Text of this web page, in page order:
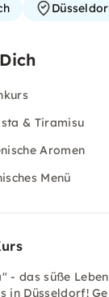
& Tiramisu
Aromen
Menü
- das süße
in Düsseldorf!